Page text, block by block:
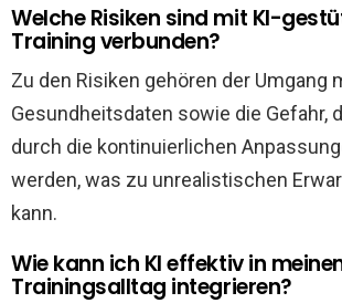
Welche Risiken sind mit KI-
Training verbunden?
Zu den Risiken gehören der Umgang
Gesundheitsdaten sowie die Gefahr,
durch die kontinuierlichen
werden, was zu unrealistischen
kann.
Wie kann ich KI effektiv in
Trainingsalltag integrieren?